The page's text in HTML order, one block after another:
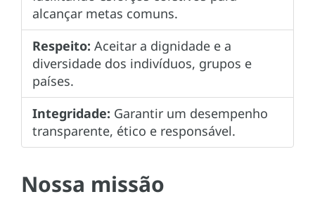
alcançar metas comuns.
Respeito: Aceitar a dignidade e a
diversidade dos indivíduos, grupos e
países.
Integridade: Garantir um desempenho
transparente, ético e responsável.
Nossa missão